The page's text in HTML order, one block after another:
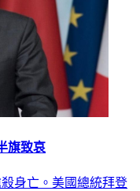
旗致哀
身亡。美國總統拜登